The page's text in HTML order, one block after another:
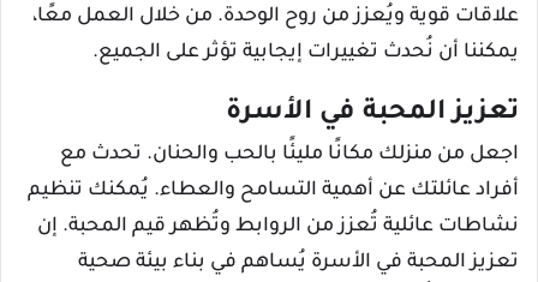
علاقات قوية ويُعزز من روح الوحدة. من خلال العمل معًا،
يمكننا أن نُحدث تغييرات إيجابية تؤثر على الجميع.
تعزيز المحبة في الأسرة
اجعل من منزلك مكانًا مليئًا بالحب والحنان. تحدث مع
أفراد عائلتك عن أهمية التسامح والعطاء. يُمكنك تنظيم
نشاطات عائلية تُعزز من الروابط وتُظهر قيم المحبة. إن
تعزيز المحبة في الأسرة يُساهم في بناء بيئة صحية